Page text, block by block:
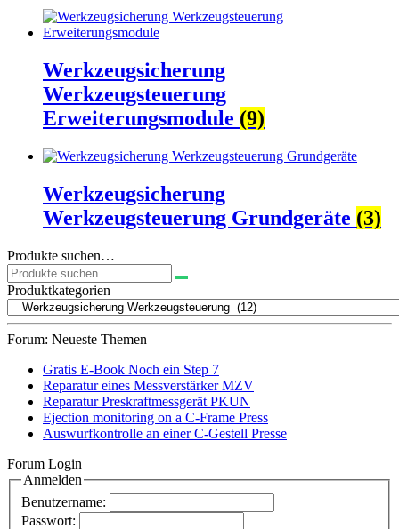
Werkzeugsicherung
Werkzeugsteuerung
Erweiterungsmodule (9)
Werkzeugsicherung
Werkzeugsteuerung Grundgeräte (3)
Produkte suchen…
Suchen
nach:
Produktkategorien
Forum: Neueste Themen
Gratis E-Book Noch ein Step 7
Reparatur eines Messverstärker MZV
Reparatur Preskraftmessgerät PKUN
Ejection monitoring on a C-Frame Press
Auswurfkontrolle an einer C-Gestell Presse
Forum Login
Anmelden
Benutzername:
Passwort: